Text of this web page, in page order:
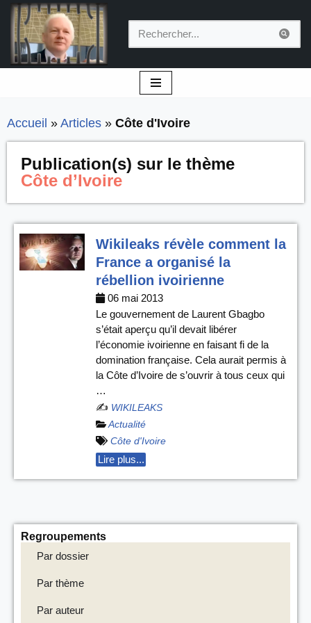
Aller
au
contenu
Accueil » Articles » Côte d'Ivoire
Publication(s) sur le thème
Côte d’Ivoire
Wikileaks révèle comment la
France a organisé la
rébellion ivoirienne
06 mai 2013
Le gouvernement de Laurent Gbagbo
s’était aperçu qu’il devait libérer
l’économie ivoirienne en faisant fi de la
domination française. Cela aurait permis à
la Côte d’Ivoire de s’ouvrir à tous ceux qui
…
✍️ WIKILEAKS
Actualité
Côte d'Ivoire
Lire plus...
Regroupements
Par dossier
Par thème
Par auteur